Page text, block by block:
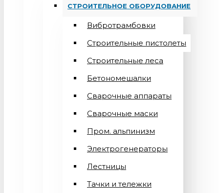
СТРОИТЕЛЬНОЕ ОБОРУДОВАНИЕ
Вибротрамбовки
Строительные пистолеты
Строительные леса
Бетономешалки
Сварочные аппараты
Cварочные маски
Пром. альпинизм
Электрогенераторы
Лестницы
Тачки и тележки